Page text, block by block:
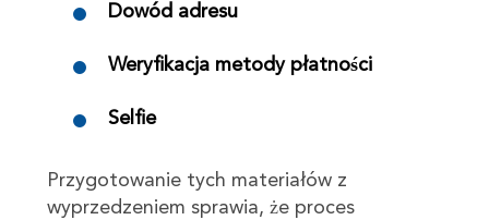
Dowód adresu
Weryfikacja metody płatności
Selfie
Przygotowanie tych materiałów z
wyprzedzeniem sprawia, że proces